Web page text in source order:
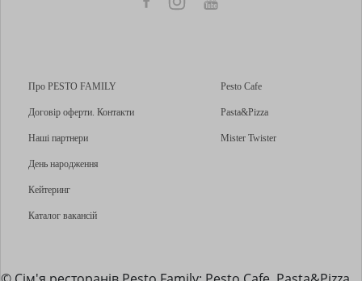
Про PESTO FAMILY
Договір оферти. Контакти
Наші партнери
День народження
Кейтеринг
Каталог вакансій
Pesto Cafe
Pasta&Pizza
Mister Twister